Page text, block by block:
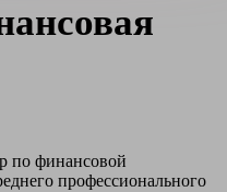
по финансовой
профессионального